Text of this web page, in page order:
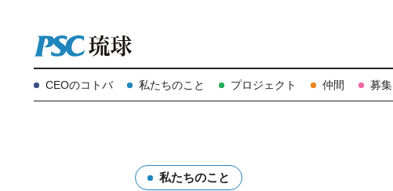
CEOのコトバ 私たちのこと プロジェクト 仲間 募集
私たちのこと